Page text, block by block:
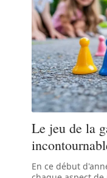
Le jeu de la
En ce début